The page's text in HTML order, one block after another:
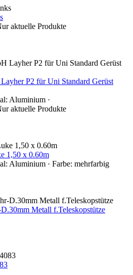
aktuelle Produkte
P2 für Uni Standard Gerüst
Aluminium ·
aktuelle Produkte
1,50 x 0.60m
Aluminium · Farbe: mehrfarbig
Metall f.Teleskopstütze